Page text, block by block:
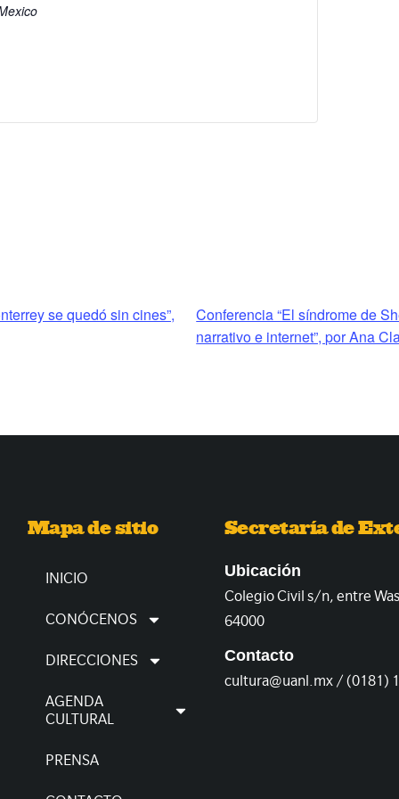
se quedó sin cines”,
Conferencia “El síndrome de
narrativo e internet”, por Ana
Mapa de sitio
INICIO
CONÓCENOS
DIRECCIONES
AGENDA
CULTURAL
PRENSA
Secretaría de
Ubicación
Colegio Civil s/n, entre
64000
Contacto
cultura@uanl.mx / (0181)